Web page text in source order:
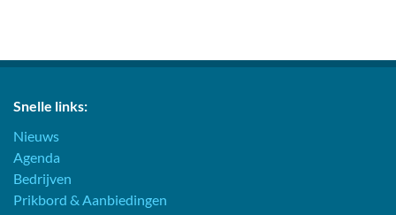
Snelle links:
Nieuws
Agenda
Bedrijven
Prikbord & Aanbiedingen